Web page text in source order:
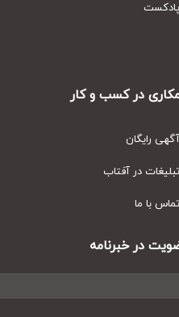
در کسب و کار
رایگان
در آفتاب
با ما
در خبرنامه